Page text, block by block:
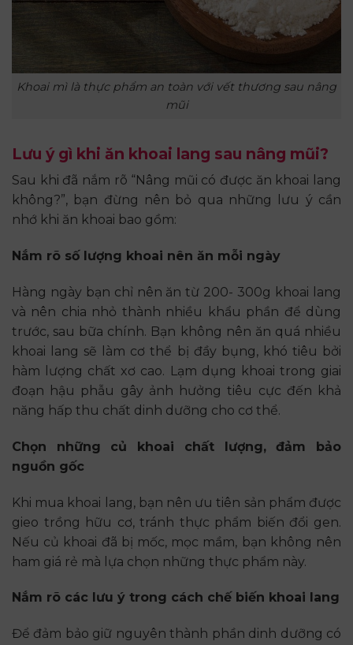
Khoai mì là thực phẩm an toàn với vết thương sau nâng
mũi
Lưu ý gì khi ăn khoai lang sau nâng mũi?
Sau khi đã nắm rõ “Nâng mũi có được ăn khoai lang
không?”, bạn đừng nên bỏ qua những lưu ý cần
nhớ khi ăn khoai bao gồm:
Nắm rõ số lượng khoai nên ăn mỗi ngày
Hàng ngày bạn chỉ nên ăn từ 200- 300g khoai lang
và nên chia nhỏ thành nhiều khẩu phần để dùng
trước, sau bữa chính. Bạn không nên ăn quá nhiều
khoai lang sẽ làm cơ thể bị đầy bụng, khó tiêu bởi
hàm lượng chất xơ cao. Lạm dụng khoai trong giai
đoạn hậu phẫu gây ảnh hưởng tiêu cực đến khả
năng hấp thu chất dinh dưỡng cho cơ thể.
Chọn những củ khoai chất lượng, đảm bảo
nguồn gốc
Khi mua khoai lang, bạn nên ưu tiên sản phẩm được
gieo trồng hữu cơ, tránh thực phẩm biến đổi gen.
Nếu củ khoai đã bị mốc, mọc mầm, bạn không nên
ham giá rẻ mà lựa chọn những thực phẩm này.
Nắm rõ các lưu ý trong cách chế biến khoai lang
Để đảm bảo giữ nguyên thành phần dinh dưỡng có